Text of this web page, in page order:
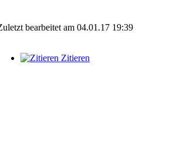
bearbeitet am 04.01.17 19:39
Zitieren